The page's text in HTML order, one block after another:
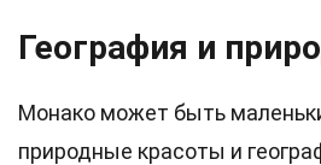
География и
Монако может быть
природные красоты и